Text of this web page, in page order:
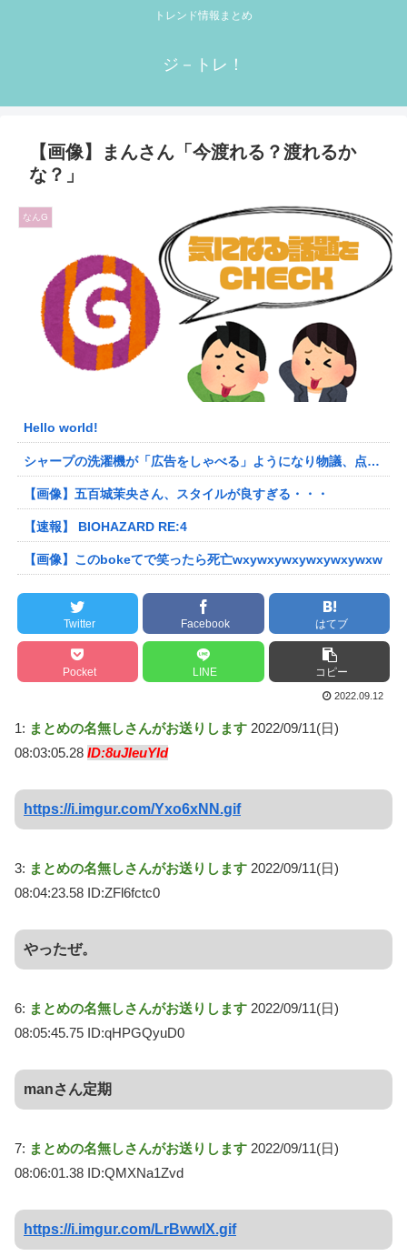
トレンド情報まとめ
ジ－トレ！
【画像】まんさん「今渡れる？渡れるか
な？」
なんG
Hello world!
シャープの洗濯機が「広告をしゃべる」ようになり物議、点滅するボタンを押すと洗剤のキャンペーン音声 「SFの世界だ」 [朝一から閉店までφ★]
【画像】五百城茉央さん、スタイルが良すぎる・・・
【速報】 BIOHAZARD RE:4
【画像】このbokeてで笑ったら死亡wxywxywxywxywxywxw
Twitter Facebook はてブ
Pocket LINE コピー
2022.09.12
1: まとめの名無しさんがお送りします 2022/09/11(日)
08:03:05.28 ID:8uJIeuYId
https://i.imgur.com/Yxo6xNN.gif
3: まとめの名無しさんがお送りします 2022/09/11(日)
08:04:23.58 ID:ZFl6fctc0
やったぜ。
6: まとめの名無しさんがお送りします 2022/09/11(日)
08:05:45.75 ID:qHPGQyuD0
manさん定期
7: まとめの名無しさんがお送りします 2022/09/11(日)
08:06:01.38 ID:QMXNa1Zvd
https://i.imgur.com/LrBwwlX.gif